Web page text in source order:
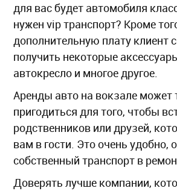
для вас будет автомобиля
нужен vip транспорт? Кроме
дополнительную плату клиент
получить некоторые
автокресло и многое другое.
Аренды авто на вокзале может
пригодиться для того, чтобы
родственников или друзей,
вам в гости. Это очень удобно,
собственный транспорт в
Доверять лучше компании,